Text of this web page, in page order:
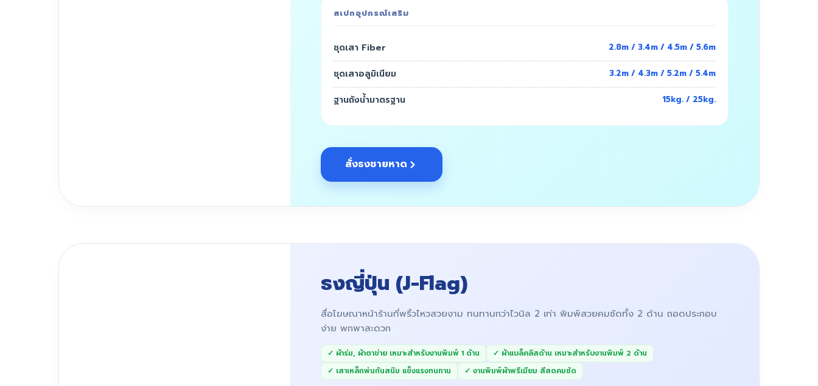
สเปกอุปกรณ์เสริม
ชุดเสา Fiber 2.8m / 3.4m / 4.5m / 5.6m
ชุดเสาอลูมิเนียม 3.2m / 4.3m / 5.2m / 5.4m
ฐานถังน้ำมาตรฐาน 15kg. / 25kg.
สั่งธงชายหาด
ธงญี่ปุ่น (J-Flag)
สื่อโฆษณาหน้าร้านที่พริ้วไหวสวยงาม ทนทานกว่าไวนิล 2 เท่า พิมพ์สวยคมชัดทั้ง 2 ด้าน ถอดประกอบ
ง่าย พกพาสะดวก
✓ ผ้าร่ม, ผ้าตาข่าย เหมาะสำหรับงานพิมพ์ 1 ด้าน
✓ ผ้าแบล็คลิสด้าน เหมาะสำหรับงานพิมพ์ 2 ด้าน
✓ เสาเหล็กพ่นกันสนิม แข็งแรงทนทาน
✓ งานพิมพ์ผ้าพรีเมียม สีสดคมชัด